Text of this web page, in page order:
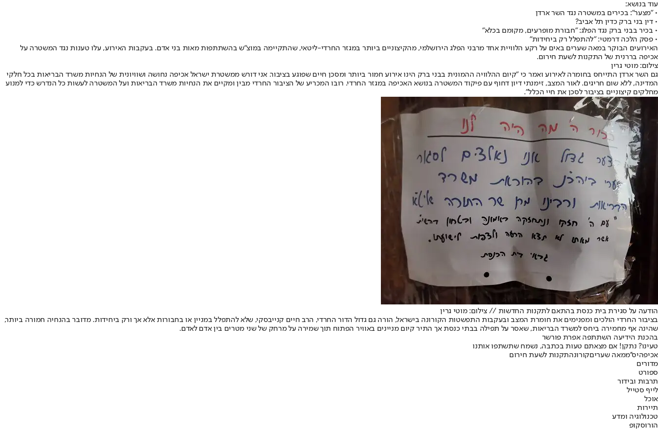
עוד בנושא:
• "מצער": בכירים במשטרה נגד השר ארדן
• דין בני ברק כדין תל אביב?
• בכיר בבני ברק נגד הפלג: "חבורת מופרעים, מקומם בכלא"
• פסק הלכה דרמטי: "להתפלל רק ביחידות"
האירועים הבוקר במאה שערים באים על רקע הלוויית אחד מרבני הפלג הירושלמי, מהקיצוניים ביותר במגזר החרדי-ליטאי, שהתקיימה במוצ"ש בהשתתפות מאות בני אדם. בעקבות האירוע, עלו טענות נגד המשטרה על
אכיפה בררנית של התקנות לשעת חירום.
צילום: מוטי גרין
גם השר ארדן התייחס בחומרה לאירוע ואמר כי "קיום ההלוויה ההמונית בבני ברק הינו אירוע חמור ביותר ומסכן חיים שפוגע בציבור. אני דורש ממשטרת ישראל אכיפה נחושה ושוויונית של הנחיות משרד הבריאות בכל חלקי
המדינה, ללא שום חריגים. לאור המצב, זימנתי דיון דחוף עם פיקוד המשטרה בנושא האכיפה במגזר החרדי. רובו המכריע של הציבור החרדי מבין ומקיים את הנחיות משרד הבריאות ועל המשטרה לעשות כל הנדרש כדי למנוע
מחלקים קיצוניים בציבור לסכן את חיי הכלל".
הודעה על סגירת בית כנסת בהתאם לתקנות החדשות // צילום: מוטי גרין
בציבור החרדי הולכים ומפנימים את חומרת המצב ובעקבות התפשטות הקורונה בישראל, הורה גם גדול הדור החרדי, הרב חיים קנייבסקי, שלא להתפלל במניין או בחבורות אלא אך ורק ביחידות. מדובר בהנחיה חמורה ביותר,
שהינה אף מחמירה ביחס למשרד הבריאות, שאסר על תפילה בבתי כנסת אך התיר קיום מניינים באוויר הפתוח תוך שמירה על מרחק של שני מטרים בין אדם לאדם.
בהכנת הידיעה השתתפה אפרת פורשר
טעינו? נתקן! אם מצאתם טעות בכתבה, נשמח שתשתפו אותנו
אכיפהיס''ממאה שעריםקורונהתקנות לשעת חירום
מדורים
ספורט
תרבות ובידור
לייף סטייל
אוכל
תיירות
טכנולוגיה ומדע
הורוסקופ